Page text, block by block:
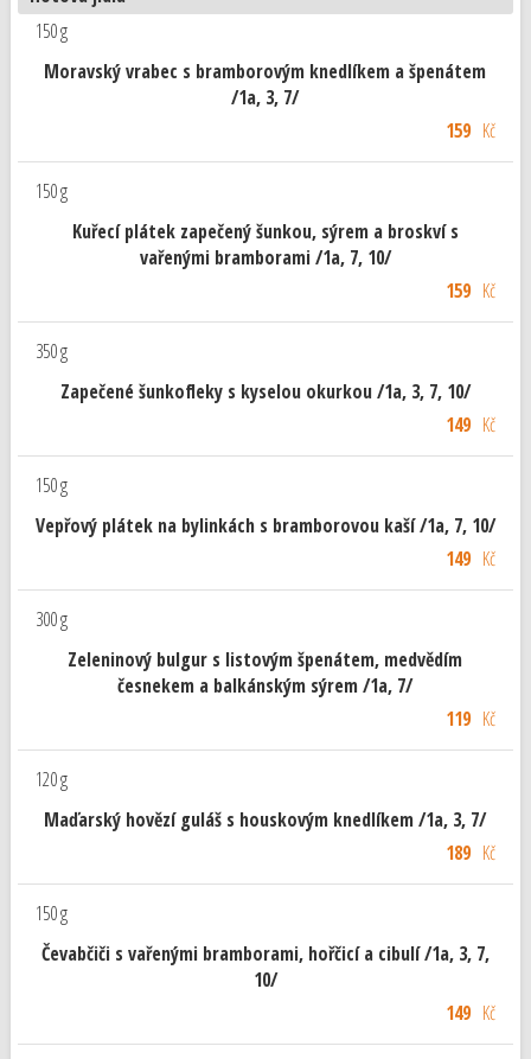
150 g
Moravský vrabec s bramborovým knedlíkem a špenátem
/1a, 3, 7/
159Kč
150 g
Kuřecí plátek zapečený šunkou, sýrem a broskví s
vařenými bramborami /1a, 7, 10/
159Kč
350 g
Zapečené šunkofleky s kyselou okurkou /1a, 3, 7, 10/
149Kč
150 g
Vepřový plátek na bylinkách s bramborovou kaší /1a, 7, 10/
149Kč
300 g
Zeleninový bulgur s listovým špenátem, medvědím
česnekem a balkánským sýrem /1a, 7/
119Kč
120 g
Maďarský hovězí guláš s houskovým knedlíkem /1a, 3, 7/
189Kč
150 g
Čevabčiči s vařenými bramborami, hořčicí a cibulí /1a, 3, 7,
10/
149Kč